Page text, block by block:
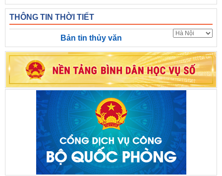
THÔNG TIN THỜI TIẾT
Bản tin thủy văn